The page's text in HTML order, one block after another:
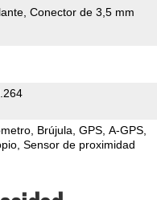
Conector de 3,5 mm
Brújula GPS A-GPS
Sensor de proximidad